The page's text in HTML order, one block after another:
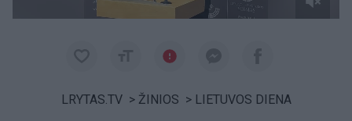
LRYTAS.TV > ŽINIOS > LIETUVOS DIENA